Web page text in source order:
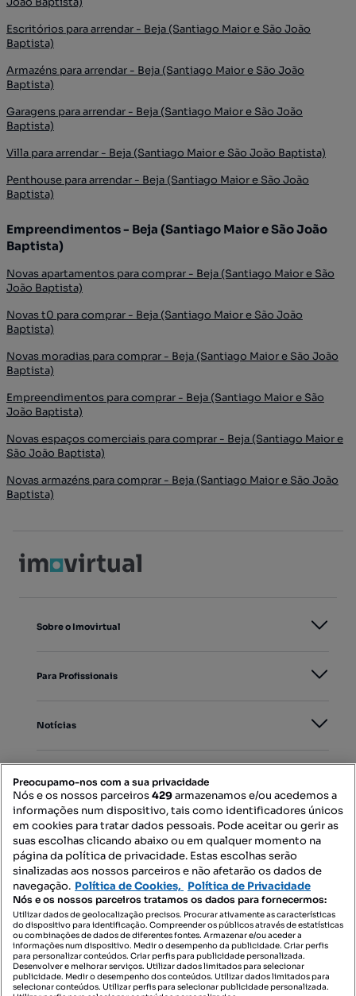
Escritórios para arrendar - Beja (Santiago Maior e São João
Baptista)
Armazéns para arrendar - Beja (Santiago Maior e São João
Baptista)
Garagens para arrendar - Beja (Santiago Maior e São João
Baptista)
Villa para arrendar - Beja (Santiago Maior e São João Baptista)
Penthouse para arrendar - Beja (Santiago Maior e São João
Baptista)
Empreendimentos - Beja (Santiago Maior e São João
Baptista)
Novas apartamentos para comprar - Beja (Santiago Maior e São
João Baptista)
Novas t0 para comprar - Beja (Santiago Maior e São João
Baptista)
Novas moradias para comprar - Beja (Santiago Maior e São João
Baptista)
Empreendimentos para comprar - Beja (Santiago Maior e São
João Baptista)
Novas espaços comerciais para comprar - Beja (Santiago Maior e
São João Baptista)
Novas armazéns para comprar - Beja (Santiago Maior e São João
Baptista)
Sobre o Imovirtual
Para Profissionais
Notícias
Mapa do Site
Contacte-nos
SIGA-NOS:
DESCARREGAR NA:
Preocupamo-nos com a sua privacidade
Nós e os nossos parceiros429armazenamos e/ou acedemos a
informações num dispositivo, tais como identificadores únicos
em cookies para tratar dados pessoais. Pode aceitar ou gerir as
suas escolhas clicando abaixo ou em qualquer momento na
página da política de privacidade. Estas escolhas serão
sinalizadas aos nossos parceiros e não afetarão os dados de
navegação. Política de Cookies, Política de Privacidade
Nós e os nossos parceiros tratamos os dados para fornecermos:
Utilizar dados de geolocalização precisos. Procurar ativamente as características
do dispositivo para identificação. Compreender os públicos através de estatísticas
ou combinações de dados de diferentes fontes. Armazenar e/ou aceder a
informações num dispositivo. Medir o desempenho da publicidade. Criar perfis
para personalizar conteúdos. Criar perfis para publicidade personalizada.
Desenvolver e melhorar serviços. Utilizar dados limitados para selecionar
publicidade. Medir o desempenho dos conteúdos. Utilizar dados limitados para
selecionar conteúdos. Utilizar perfis para selecionar publicidade personalizada.